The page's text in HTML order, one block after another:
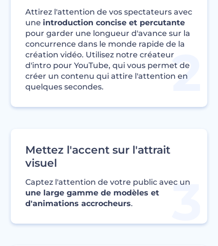
Attirez l'attention de vos spectateurs avec
une introduction concise et percutante
pour garder une longueur d'avance sur la
concurrence dans le monde rapide de la
création vidéo. Utilisez notre créateur
d'intro pour YouTube, qui vous permet de
créer un contenu qui attire l'attention en
quelques secondes.
Mettez l'accent sur l'attrait
visuel
Captez l'attention de votre public avec un
une large gamme de modèles et
d'animations accrocheurs.